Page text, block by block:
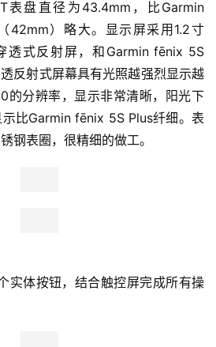
表盘直径为43.4mm，比Garmin
42mm）略大。显示屏采用1.2寸
透式反射屏，和Garmin fēnix 5S
反射式屏幕具有光照越强烈显示越
分辨率，显示非常清晰，阳光下
比Garmin fēnix 5S Plus纤细。表
钢表圈，很精细的做工。
实体按钮，结合触控屏完成所有操